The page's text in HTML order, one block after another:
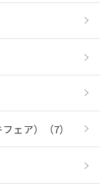
ェア） （7）